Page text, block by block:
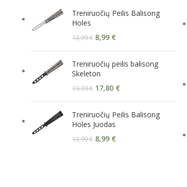
Treniruočių Peilis Balisong
Holes
13,99€ 8,99 €
Treniruočių peilis balisong
Skeleton
19,99€ 17,80 €
Treniruočių Peilis Balisong
Holes Juodas
13,99€ 8,99 €